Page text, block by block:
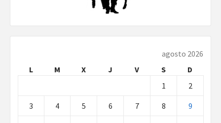
agosto 2026
L
M X J V S
D
1
2
3 4 5 6 7 8 9